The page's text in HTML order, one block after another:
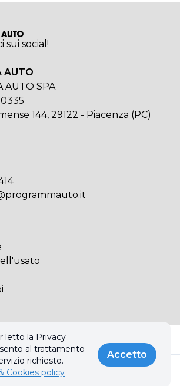
sui social!
AUTO
AUTO SPA
144, 29122 - Piacenza (PC)
letto la Privacy
al trattamento
richiesto.
Cookies policy
Accetto
AUTO SPA. Tutti i diritti riservati.
policy & Cookies policy
con